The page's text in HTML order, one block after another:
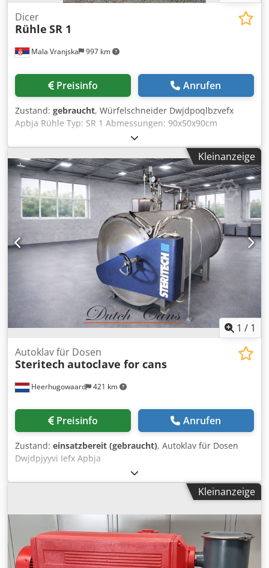
Mala Vranjska 997 km
Dicer
Rühle SR 1
Preisinfo Anrufen
Zustand: gebraucht, Würfelschneider Dwjdpoqlbzvefx
Apbja Rühle Typ: SR 1 Abmessungen: 90x50x90cm
Kleinanzeige
1 / 1
Heerhugowaard 421 km
Autoklav für Dosen
Steritech autoclave for cans
Preisinfo Anrufen
Zustand: einsatzbereit (gebraucht), Autoklav für Dosen
Dwjdpjyyvi Iefx Apbja
Kleinanzeige